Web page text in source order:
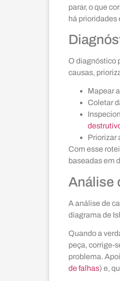
parar, o que
há prioridades
O diagnóstico
causas,
Mapear
Coletar
Priorizar
Com esse
baseadas em
Análise
A análise de
diagrama de
Quando a
peça, corrige-
problema.
de falhas) e,